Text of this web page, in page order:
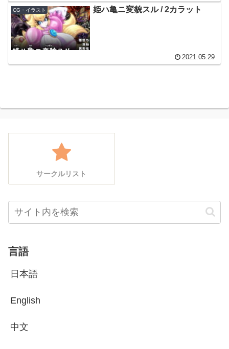
CG・イラスト 姫ハ亀ニ変貌スル / 2カラット
2021.05.29
サークルリスト
言語
日本語
English
中文